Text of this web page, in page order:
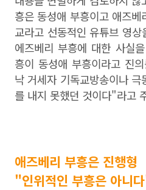
흥은 동성애 부흥이고 애즈
교라고 선동적인 유튜브 영
에즈베리 부흥에 대한 사실
흥이 동성애 부흥이라고 진
낙 거세자 기독교방송이나
를 내지 못했던 것이다"라고
애즈베리 부흥은 진행형
"인위적인 부흥은 아니